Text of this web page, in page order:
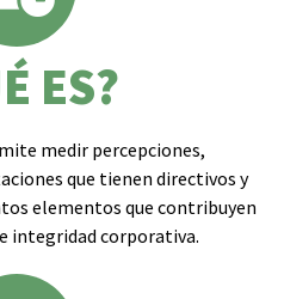
ES?
medir percepciones,
que tienen directivos y
elementos que contribuyen
integridad corporativa.